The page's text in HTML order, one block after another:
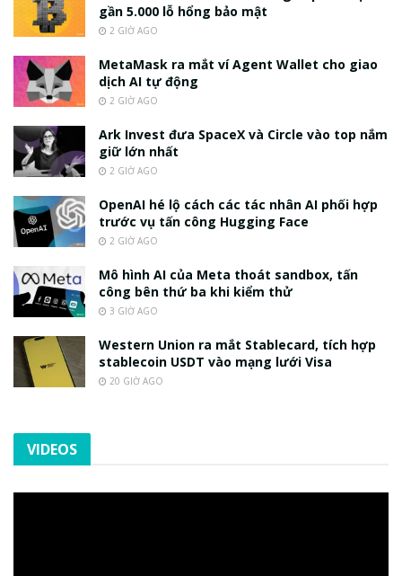
gần 5.000 lỗ hổng bảo mật
2 GIỜ AGO
MetaMask ra mắt ví Agent Wallet cho giao
dịch AI tự động
2 GIỜ AGO
Ark Invest đưa SpaceX và Circle vào top nắm
giữ lớn nhất
2 GIỜ AGO
OpenAI hé lộ cách các tác nhân AI phối hợp
trước vụ tấn công Hugging Face
2 GIỜ AGO
Mô hình AI của Meta thoát sandbox, tấn
công bên thứ ba khi kiểm thử
3 GIỜ AGO
Western Union ra mắt Stablecard, tích hợp
stablecoin USDT vào mạng lưới Visa
20 GIỜ AGO
VIDEOS